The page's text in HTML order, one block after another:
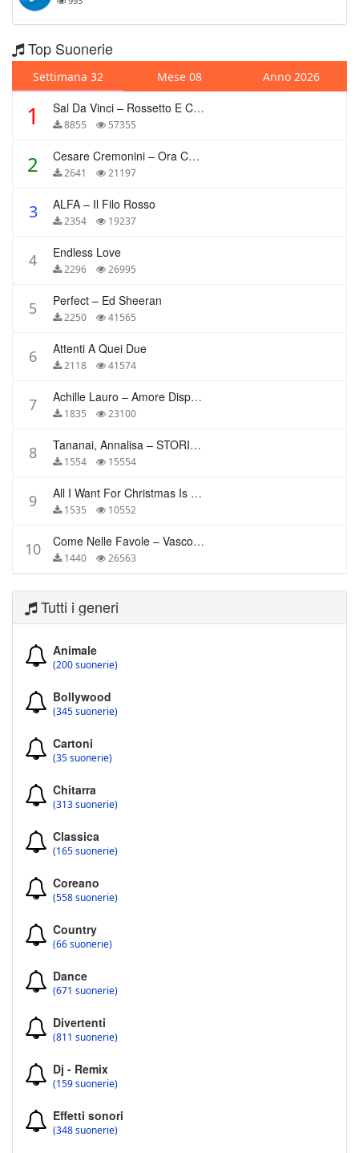
Top Suonerie
Settimana 32 Mese 08 Anno 2026
1 Sal Da Vinci – Rossetto E Caffè
8855 57355
2 Cesare Cremonini – Ora Che Non Ho Più Te
2641 21197
3 ALFA – Il Filo Rosso
2354 19237
4 Endless Love
2296 26995
5 Perfect – Ed Sheeran
2250 41565
6 Attenti A Quei Due
2118 41574
7 Achille Lauro – Amore Disperato
1835 23100
8 Tananai, Annalisa – STORIE BREVI
1554 15554
9 All I Want For Christmas Is You – Mariah Carey
1535 10552
10 Come Nelle Favole – Vasco Rossi
1440 26563
Tutti i generi
Animale
(200 suonerie)
Bollywood
(345 suonerie)
Cartoni
(35 suonerie)
Chitarra
(313 suonerie)
Classica
(165 suonerie)
Coreano
(558 suonerie)
Country
(66 suonerie)
Dance
(671 suonerie)
Divertenti
(811 suonerie)
Dj - Remix
(159 suonerie)
Effetti sonori
(348 suonerie)